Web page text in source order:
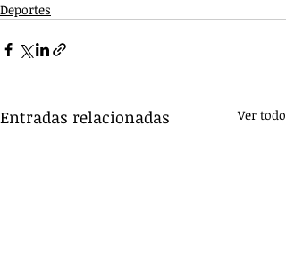
Deportes
Entradas relacionadas Ver todo